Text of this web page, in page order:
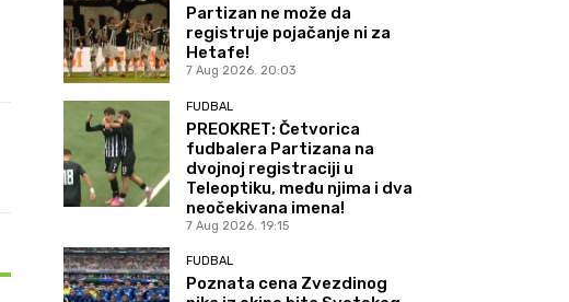
Partizan ne može da
registruje pojačanje ni za
Hetafe!
7 Aug 2026. 20:03
FUDBAL
PREOKRET: Četvorica
fudbalera Partizana na
dvojnoj registraciji u
Teleoptiku, među njima i dva
neočekivana imena!
7 Aug 2026. 19:15
FUDBAL
Poznata cena Zvezdinog